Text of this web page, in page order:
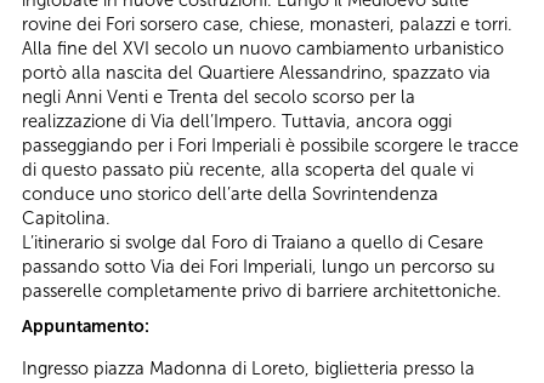
rovine dei Fori sorsero case, chiese, monasteri, palazzi e torri.
Alla fine del XVI secolo un nuovo cambiamento urbanistico
portò alla nascita del Quartiere Alessandrino, spazzato via
negli Anni Venti e Trenta del secolo scorso per la
realizzazione di Via dell’Impero. Tuttavia, ancora oggi
passeggiando per i Fori Imperiali è possibile scorgere le tracce
di questo passato più recente, alla scoperta del quale vi
conduce uno storico dell’arte della Sovrintendenza
Capitolina.
L’itinerario si svolge dal Foro di Traiano a quello di Cesare
passando sotto Via dei Fori Imperiali, lungo un percorso su
passerelle completamente privo di barriere architettoniche.
Appuntamento:
Ingresso piazza Madonna di Loreto, biglietteria presso la